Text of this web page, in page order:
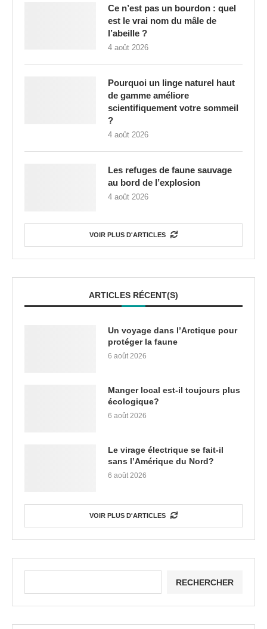
Ce n’est pas un bourdon : quel
est le vrai nom du mâle de
l’abeille ?
4 août 2026
Pourquoi un linge naturel haut
de gamme améliore
scientifiquement votre sommeil
?
4 août 2026
Les refuges de faune sauvage
au bord de l’explosion
4 août 2026
VOIR PLUS D'ARTICLES
ARTICLES RÉCENT(S)
Un voyage dans l’Arctique pour
protéger la faune
6 août 2026
Manger local est-il toujours plus
écologique?
6 août 2026
Le virage électrique se fait-il
sans l’Amérique du Nord?
6 août 2026
VOIR PLUS D'ARTICLES
RECHERCHER